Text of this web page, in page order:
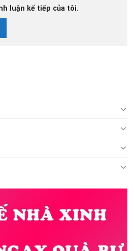
luận kế tiếp của tôi.